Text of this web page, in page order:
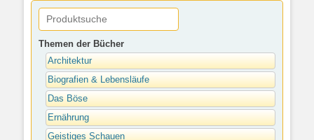
Themen der Bücher
Architektur
Biografien & Lebensläufe
Das Böse
Ernährung
Geistiges Schauen